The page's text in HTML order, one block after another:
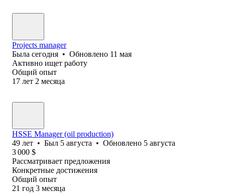
Projects manager
Была сегодня • Обновлено 11 мая
Активно ищет работу
Общий опыт
17 лет 2 месяца
HSSE Manager (oil production)
49 лет • Был 5 августа • Обновлено 5 августа
3 000 $
Рассматривает предложения
Конкретные достижения
Общий опыт
21 год 3 месяца